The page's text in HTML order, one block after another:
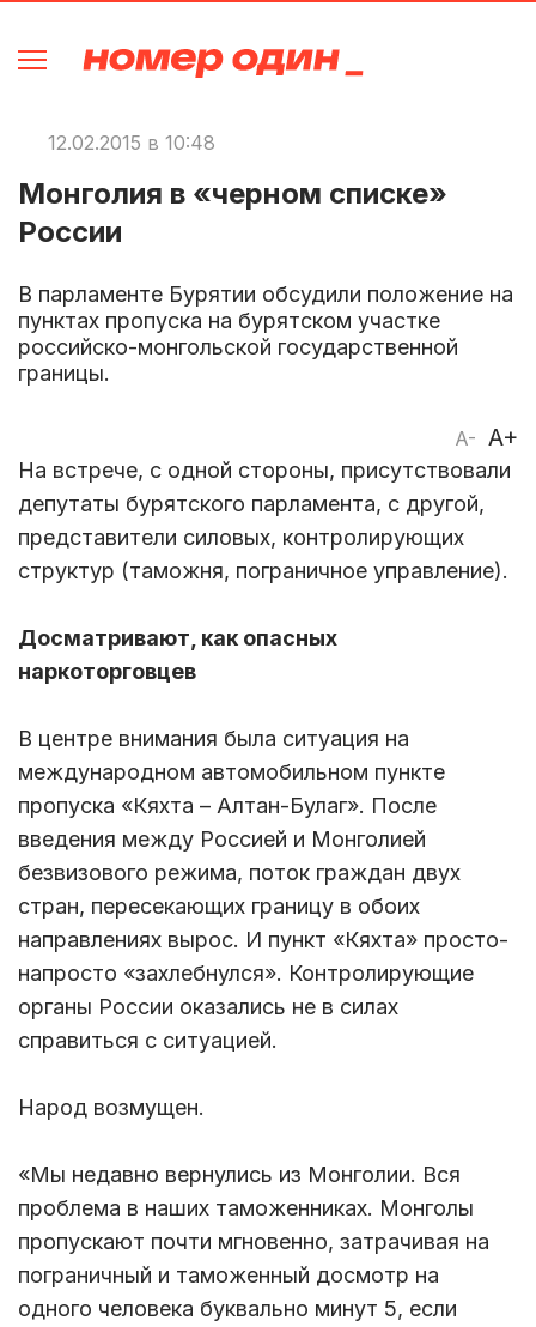
12.02.2015 в 10:48
Монголия в «черном списке»
России
В парламенте Бурятии обсудили положение на
пунктах пропуска на бурятском участке
российско-монгольской государственной
границы.
A- A+
На встрече, с одной стороны, присутствовали
депутаты бурятского парламента, с другой,
представители силовых, контролирующих
структур (таможня, пограничное управление).
Досматривают, как опасных
наркоторговцев
В центре внимания была ситуация на
международном автомобильном пункте
пропуска «Кяхта – Алтан-Булаг». После
введения между Россией и Монголией
безвизового режима, поток граждан двух
стран, пересекающих границу в обоих
направлениях вырос. И пункт «Кяхта» просто-
напросто «захлебнулся». Контролирующие
органы России оказались не в силах
справиться с ситуацией.
Народ возмущен.
«Мы недавно вернулись из Монголии. Вся
проблема в наших таможенниках. Монголы
пропускают почти мгновенно, затрачивая на
пограничный и таможенный досмотр на
одного человека буквально минут 5, если